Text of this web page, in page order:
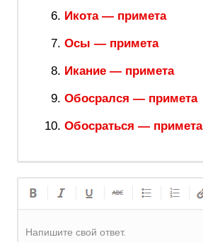
Икота — примета
Осы — примета
Икание — примета
Обосрался — примета
Обосраться — примета
Напишите свой ответ.